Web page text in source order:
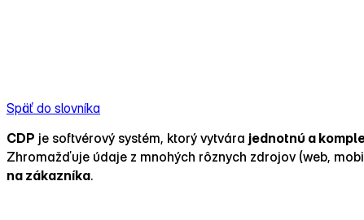
Späť do slovníka
CDP je softvérový systém, ktorý vytvára jednotnú a
Zhromažďuje údaje z mnohých rôznych zdrojov (web,
na zákazníka.